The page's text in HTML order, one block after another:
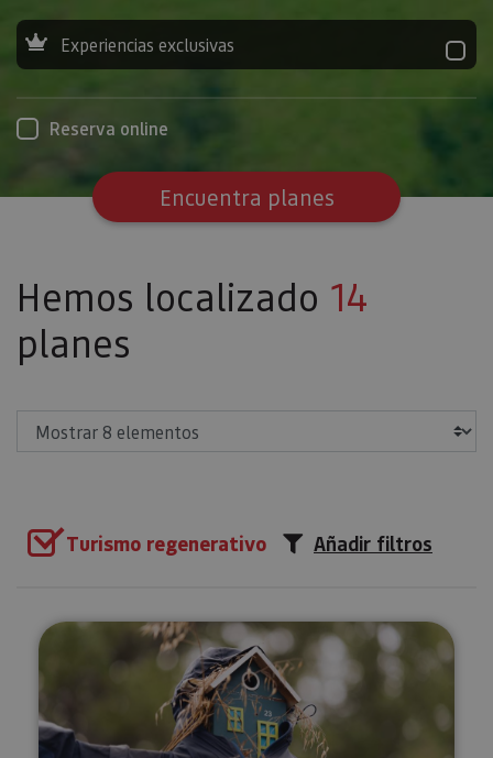
Experiencias exclusivas
Reserva online
Encuentra planes
Hemos localizado 14
planes
Turismo regenerativo Añadir filtros
Sendero de mariposas en